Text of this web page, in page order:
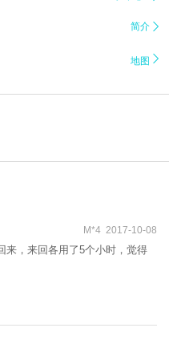
简介 
地图 
M*4 2017-10-08
来，来回各用了5个小时，觉得